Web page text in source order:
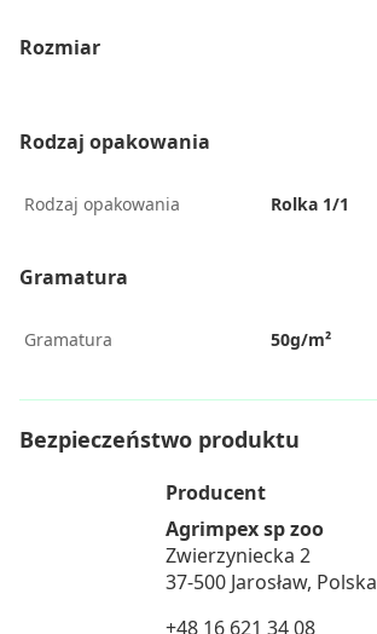
Rozmiar
Rodzaj opakowania
Rodzaj opakowania Rolka 1/1
Gramatura
Gramatura 50g/m²
Bezpieczeństwo produktu
Producent
Agrimpex sp zoo
Zwierzyniecka 2
37-500 Jarosław, Polska
+48 16 621 34 08